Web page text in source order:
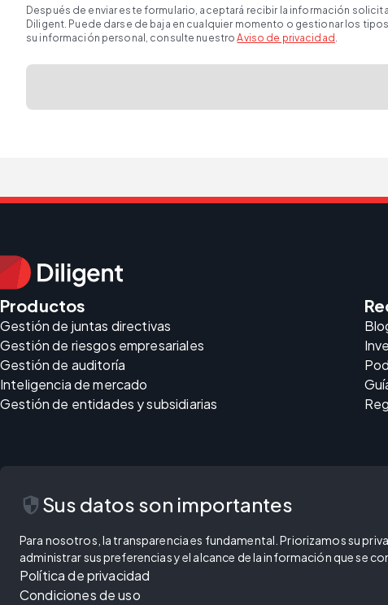
Después de enviar este formulario, aceptará recibir la información
Diligent. Puede darse de baja en cualquier momento o gestionar los
su información personal, consulte nuestroAviso de privacidad .
Productos
Gestión de juntas directivas
Gestión de riesgos empresariales
Gestión de auditoría
Inteligencia de mercado
Gestión de entidades y subsidiarias
security Sus datos son importantes
Para nosotros, la transparencia es fundamental. Priorizamos su
administrar sus preferencias y el alcance de la información que se
Política de privacidad
Condiciones de uso